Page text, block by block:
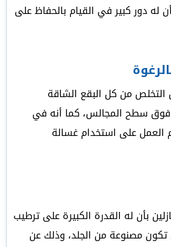
له دور كبير في القيام بالحفاظ على
من كل البقع الشاقة
فوق سطح المجالس، كما أنه في
العمل على استخدام غسالة
بأن له القدرة الكبيرة على ترطيب
تكون مصنوعة من الجلد، وذلك عن